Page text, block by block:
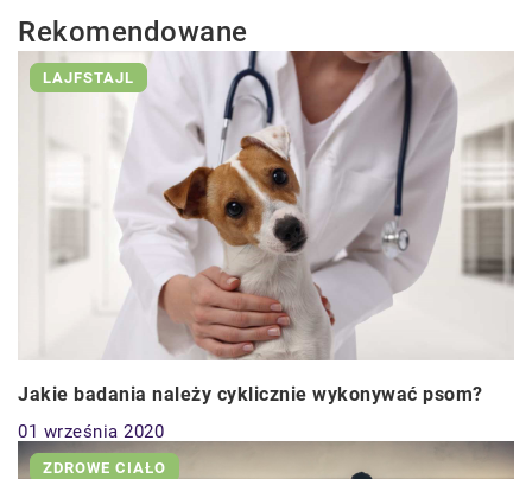
Rekomendowane
LAJFSTAJL
Jakie badania należy cyklicznie wykonywać psom?
01 września 2020
ZDROWE CIAŁO